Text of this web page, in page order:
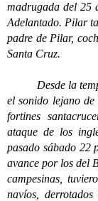
madrugada del 25
Adelantado. Pilar
padre de Pilar,
Santa Cruz.
Desde la
el sonido lejano
fortines
ataque de los
pasado sábado 22
avance por los del
campesinas,
navíos,